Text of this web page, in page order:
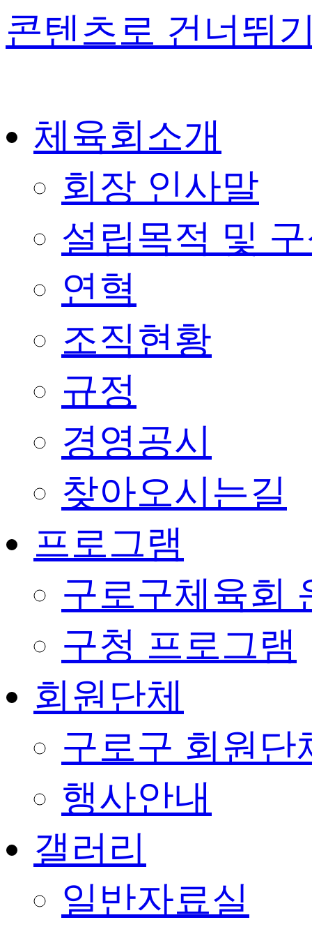
콘텐츠로 건너뛰
체육회소개
회장 인사말
설립목적 및
연혁
조직현황
규정
경영공시
찾아오시는길
프로그램
구로구체육회
구청 프로그램
회원단체
구로구 회원단
행사안내
갤러리
일반자료실